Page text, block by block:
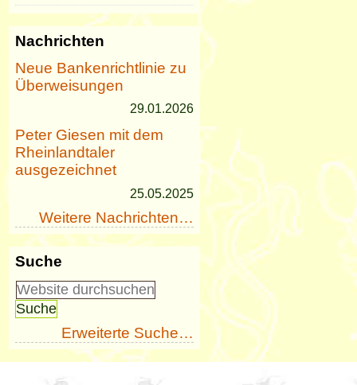
Nachrichten
Neue Bankenrichtlinie zu
Überweisungen
29.01.2026
Peter Giesen mit dem
Rheinlandtaler
ausgezeichnet
25.05.2025
Weitere Nachrichten…
Suche
Erweiterte Suche…